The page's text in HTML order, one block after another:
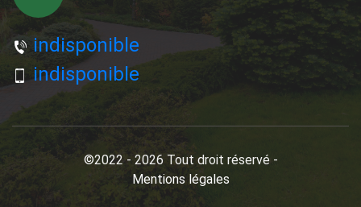
indisponible
indisponible
©2022 - 2026 Tout droit réservé -
Mentions légales